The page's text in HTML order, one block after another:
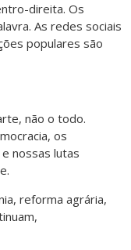
direita. Os
As redes sociais
populares são
não o todo.
os
nossas lutas
reforma agrária,